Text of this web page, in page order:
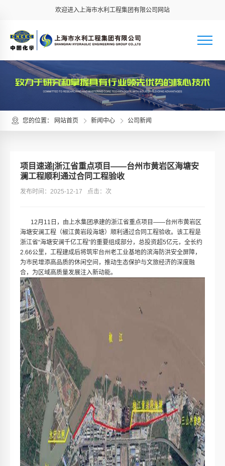
欢迎进入上海市水利工程集团有限公司网站
您的位置： 网站首页 新闻中心 公司新闻
项目速递|浙江省重点项目——台州市黄岩区海塘安
澜工程顺利通过合同工程验收
发布时间：2025-12-17 点击： 次
12月11日，由上水集团承建的浙江省重点项目——台州市黄岩区
海塘安澜工程（椒江黄岩段海塘）顺利通过合同工程验收。该工程是
浙江省“海塘安澜千亿工程”的重要组成部分，总投资超5亿元，全长约
2.66公里，工程建成后将筑牢台州老工业基地的滨海防洪安全屏障，
为市民增添高品质的休闲空间，推动生态保护与文旅经济的深度融
合，为区域高质量发展注入新动能。